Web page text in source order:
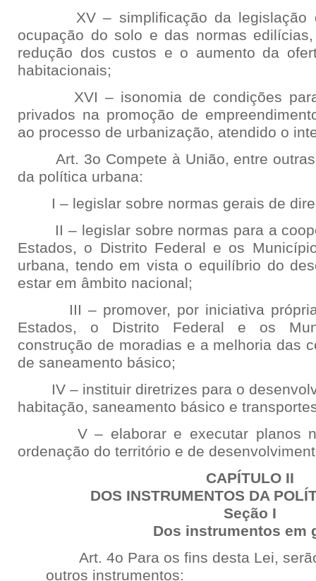
XV – simplificação da legislação
ocupação do solo e das normas
redução dos custos e o aumento da
habitacionais;
XVI – isonomia de condições para
privados na promoção de
ao processo de urbanização, atendido o
Art. 3o Compete à União, entre outras
da política urbana:
I – legislar sobre normas gerais de
II – legislar sobre normas para a
Estados, o Distrito Federal e os
urbana, tendo em vista o equilíbrio do
estar em âmbito nacional;
III – promover, por iniciativa própria
Estados, o Distrito Federal e os
construção de moradias e a melhoria das
de saneamento básico;
IV – instituir diretrizes para o
habitação, saneamento básico e
V – elaborar e executar planos
ordenação do território e de
CAPÍTULO II
DOS INSTRUMENTOS DA
Seção I
Dos instrumentos em
Art. 4o Para os fins desta Lei,
outros instrumentos: